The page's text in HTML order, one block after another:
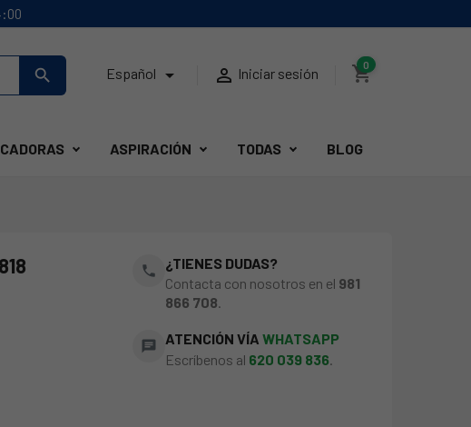
search Español   Iniciar sesión shopping_cart
0
ASPIRACIÓN TODAS BLOG
phone
¿TIENES DUDAS?
Contacta con nosotros en el 981
866 708.
chat ATENCIÓN VÍAWHATSAPP
Escríbenos al 620 039 836